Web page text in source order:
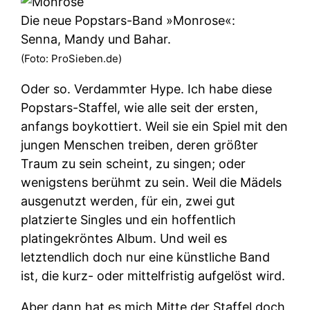
Die neue Popstars-Band »Monrose«:
Senna, Mandy und Bahar.
(Foto: ProSieben.de)
Oder so. Verdammter Hype. Ich habe diese
Popstars-Staffel, wie alle seit der ersten,
anfangs boykottiert. Weil sie ein Spiel mit den
jungen Menschen treiben, deren größter
Traum zu sein scheint, zu singen; oder
wenigstens berühmt zu sein. Weil die Mädels
ausgenutzt werden, für ein, zwei gut
platzierte Singles und ein hoffentlich
platingekröntes Album. Und weil es
letztendlich doch nur eine künstliche Band
ist, die kurz- oder mittelfristig aufgelöst wird.
Aber dann hat es mich Mitte der Staffel doch